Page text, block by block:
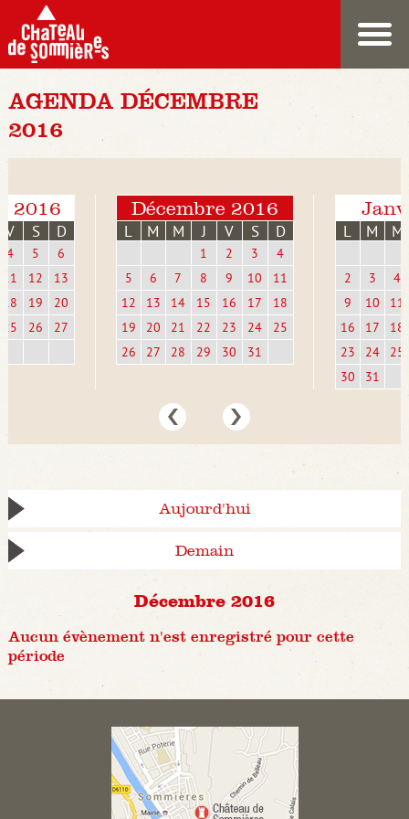
AGENDA DÉCEMBRE
2016
2016
V S D
4 5
6
11
12
13
18
19
20
25
26 27
Décembre 2016
L M M J V S D
1 2 3
4
5
6 7 8 9 10
11
12
13 14 15 16 17
18
19
20 21 22 23 24
25
26
27 28 29 30 31
L M M
2 3
4
9
10
11
16
17
18
23
24
25
30
31
Aujourd'hui
Demain
Décembre 2016
Aucun évènement n'est enregistré pour cette
période